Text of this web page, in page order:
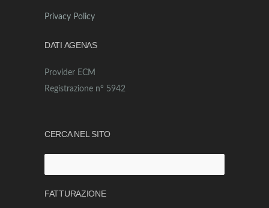
Privacy Policy
DATI AGENAS
Provider ECM
Registrazione n° 5942
CERCA NEL SITO
per:
FATTURAZIONE